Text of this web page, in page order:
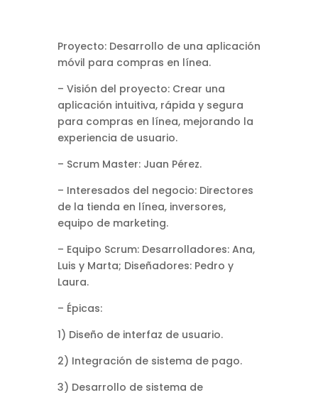
Proyecto: Desarrollo de una aplicación
móvil para compras en línea.
– Visión del proyecto: Crear una
aplicación intuitiva, rápida y segura
para compras en línea, mejorando la
experiencia de usuario.
– Scrum Master: Juan Pérez.
– Interesados del negocio: Directores
de la tienda en línea, inversores,
equipo de marketing.
– Equipo Scrum: Desarrolladores: Ana,
Luis y Marta; Diseñadores: Pedro y
Laura.
– Épicas:
1) Diseño de interfaz de usuario.
2) Integración de sistema de pago.
3) Desarrollo de sistema de